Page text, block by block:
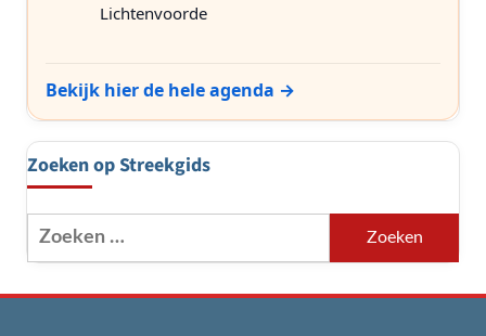
Lichtenvoorde
Bekijk hier de hele agenda →
Zoeken op Streekgids
Zoeken
naar: